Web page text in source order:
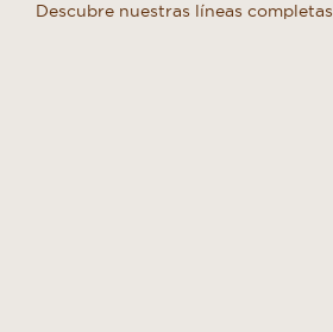
Descubre nuestras líneas completas